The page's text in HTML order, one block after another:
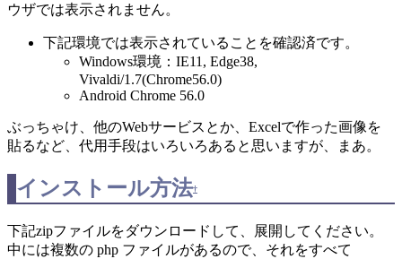
ウザでは表示されません。
下記環境では表示されていることを確認済です。
Windows環境：IE11, Edge38,
Vivaldi/1.7(Chrome56.0)
Android Chrome 56.0
ぶっちゃけ、他のWebサービスとか、Excelで作った画像を
貼るなど、代用手段はいろいろあると思いますが、まあ。
インストール方法†
下記zipファイルをダウンロードして、展開してください。
中には複数の php ファイルがあるので、それをすべて